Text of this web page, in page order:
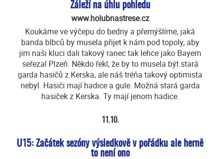
Záleží na úhlu pohledu
www.holubnastrese.cz
Koukáme ve výčepu do bedny a přemýšlíme, jaká
banda blbců by musela přijet k nám pod topoly, aby
jim naši kluci dali takový ranec tak lehce jako Bayern
seřezal Plzeň. Někdo řekl, že by to musela být stará
garda hasičů z Kerska, ale náš tréňa takový optimista
nebyl. Hasiči mají hadice a gule. Možná stará garda
hasiček z Kerska. Ty mají jenom hadice.
11.10.
U15: Začátek sezóny výsledkově v pořádku ale herně
to není ono